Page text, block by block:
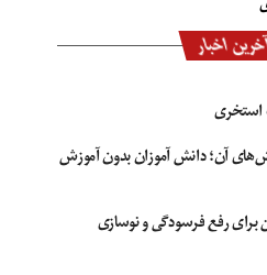
اخبار
استخری
آن؛ دانش آموزان بدون آموزش
برای رفع فرسودگی و نوسازی